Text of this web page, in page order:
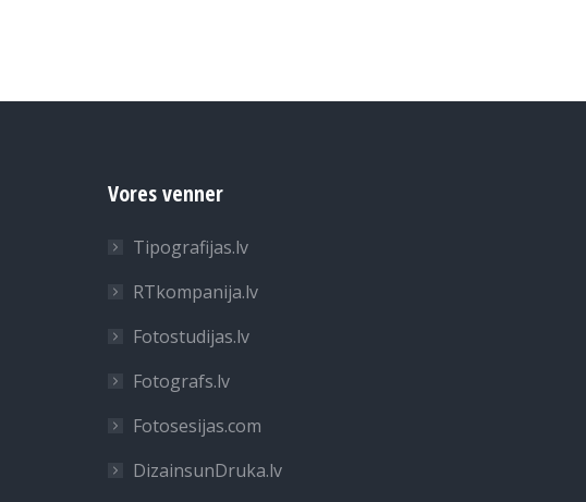
Vores venner
Tipografijas.lv
RTkompanija.lv
Fotostudijas.lv
Fotografs.lv
Fotosesijas.com
DizainsunDruka.lv